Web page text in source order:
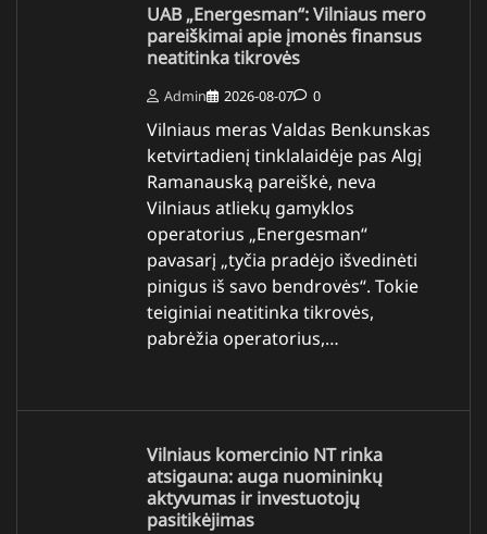
UAB „Energesman“: Vilniaus mero
pareiškimai apie įmonės finansus
neatitinka tikrovės
Admin 2026-08-07 0
Vilniaus meras Valdas Benkunskas
ketvirtadienį tinklalaidėje pas Algį
Ramanauską pareiškė, neva
Vilniaus atliekų gamyklos
operatorius „Energesman“
pavasarį „tyčia pradėjo išvedinėti
pinigus iš savo bendrovės“. Tokie
teiginiai neatitinka tikrovės,
pabrėžia operatorius,…
Vilniaus komercinio NT rinka
atsigauna: auga nuomininkų
aktyvumas ir investuotojų
pasitikėjimas